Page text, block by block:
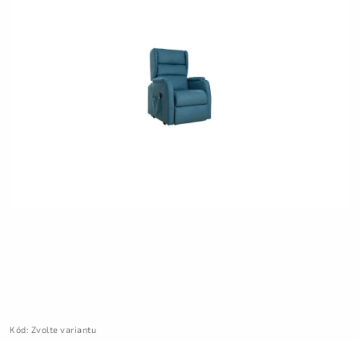
Kód: Zvolte variantu